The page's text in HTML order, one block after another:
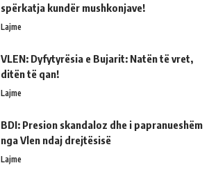
spërkatja kundër mushkonjave!
Lajme
VLEN: Dyfytyrësia e Bujarit: Natën të vret,
ditën të qan!
Lajme
BDI: Presion skandaloz dhe i papranueshëm
nga Vlen ndaj drejtësisë
Lajme